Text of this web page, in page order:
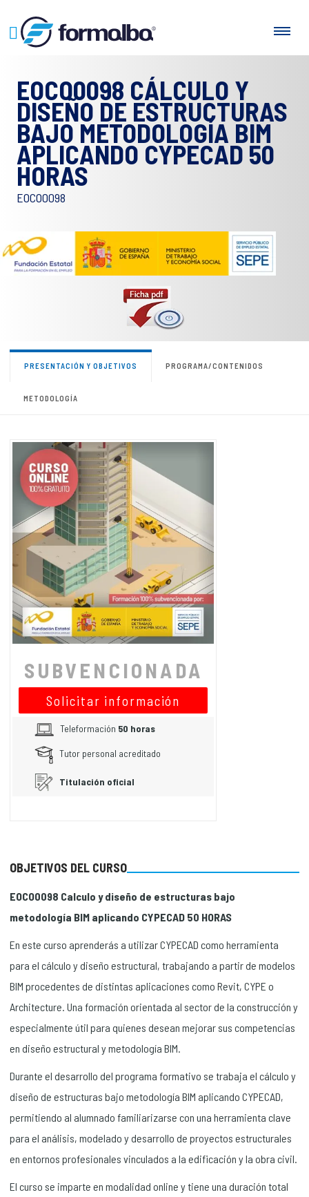
EOCO0098 CÁLCULO Y
DISEÑO DE ESTRUCTURAS
BAJO METODOLOGÍA BIM
APLICANDO CYPECAD 50
HORAS
EOCO0098
PRESENTACIÓN Y OBJETIVOS PROGRAMA/CONTENIDOS
METODOLOGÍA
OBJETIVOS DEL CURSO
EOCO0098 Calculo y diseño de estructuras bajo
metodología BIM aplicando CYPECAD 50 HORAS
En este curso aprenderás a utilizar CYPECAD como herramienta
para el cálculo y diseño estructural, trabajando a partir de modelos
BIM procedentes de distintas aplicaciones como Revit, CYPE o
Architecture. Una formación orientada al sector de la construcción y
especialmente útil para quienes desean mejorar sus competencias
en diseño estructural y metodología BIM.
Durante el desarrollo del programa formativo se trabaja el cálculo y
diseño de estructuras bajo metodología BIM aplicando CYPECAD,
permitiendo al alumnado familiarizarse con una herramienta clave
para el análisis, modelado y desarrollo de proyectos estructurales
en entornos profesionales vinculados a la edificación y la obra civil.
El curso se imparte en modalidad online y tiene una duración total
SUBVENCIONADA
Solicitar información
Teleformación 50 horas
Tutor personal acreditado
Titulación oficial